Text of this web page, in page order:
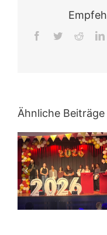
Facebook
TwitterReddit
Ähnliche Beiträge